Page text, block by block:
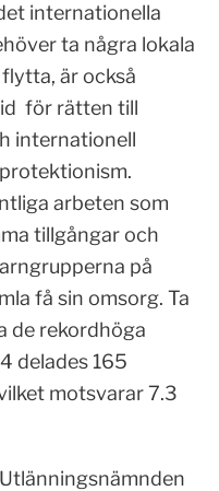
internationella
ta några lokala
är också
för rätten till
internationell
arbeten som
tillgångar och
på
få sin omsorg. Ta
de rekordhöga
delades 165
motsvarar 7.3